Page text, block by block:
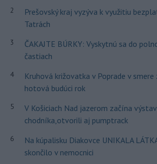
2
Prešovský kraj vyzýva k využitiu
Tatrách
3
ČAKAJTE BÚRKY: Vyskytnú sa do
častiach
4
Kruhová križovatka v Poprade v
hotová budúci rok
5
V Košiciach Nad jazerom začína
chodníka,otvorili aj pumptrack
6
Na kúpalisku Diakovce UNIKALA
skončilo v nemocnici